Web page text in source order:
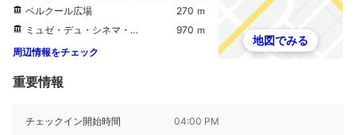
ベルクール広場
270 ｍ
ミュゼ・デュ・シネマ・エ・ドゥ・ラ・ミニアチュール
970 ｍ
周辺情報をチェック
地図でみる
重要情報
チェックイン開始時間 04:00 PM